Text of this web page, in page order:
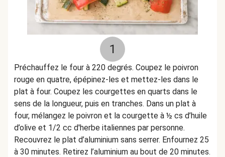
1
Préchauffez le four à 220 degrés. Coupez le poivron
rouge en quatre, épépinez-les et mettez-les dans le
plat à four. Coupez les courgettes en quarts dans le
sens de la longueur, puis en tranches. Dans un plat à
four, mélangez le poivron et la courgette à ½ cs d’huile
d’olive et 1/2 cc d'herbe italiennes par personne.
Recouvrez le plat d’aluminium sans serrer. Enfournez 25
à 30 minutes. Retirez l’aluminium au bout de 20 minutes.